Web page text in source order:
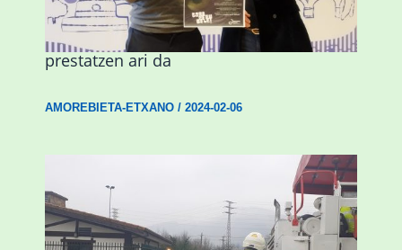
Amorebieta musikaz, kolorez eta
alaitasunez beteriko inauterietarako
prestatzen ari da
AMOREBIETA-ETXANO/ 2024-02-06